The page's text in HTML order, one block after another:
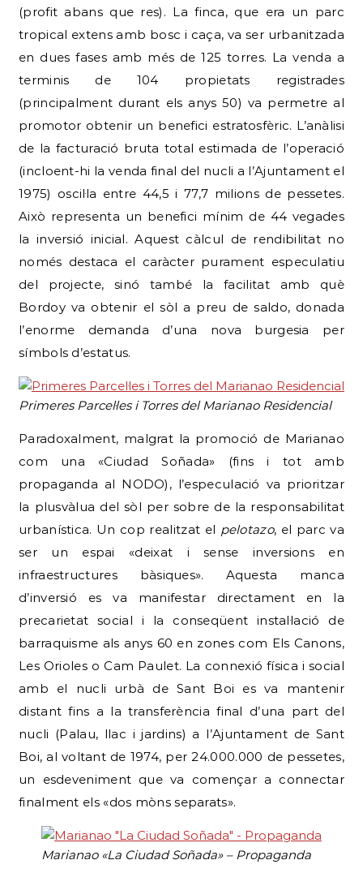
(profit abans que res). La finca, que era un parc
tropical extens amb bosc i caça, va ser urbanitzada
en dues fases amb més de 125 torres. La venda a
terminis de 104 propietats registrades
(principalment durant els anys 50) va permetre al
promotor obtenir un benefici estratosfèric. L’anàlisi
de la facturació bruta total estimada de l’operació
(incloent-hi la venda final del nucli a l’Ajuntament el
1975) oscil·la entre 44,5 i 77,7 milions de pessetes.
Això representa un benefici mínim de 44 vegades
la inversió inicial. Aquest càlcul de rendibilitat no
només destaca el caràcter purament especulatiu
del projecte, sinó també la facilitat amb què
Bordoy va obtenir el sòl a preu de saldo, donada
l’enorme demanda d’una nova burgesia per
símbols d’estatus.
Primeres Parcel·les i Torres del Marianao Residencial
Paradoxalment, malgrat la promoció de Marianao
com una «Ciudad Soñada» (fins i tot amb
propaganda al NODO), l’especulació va prioritzar
la plusvàlua del sòl per sobre de la responsabilitat
urbanística. Un cop realitzat el pelotazo, el parc va
ser un espai «deixat i sense inversions en
infraestructures bàsiques».
Aquesta manca
d’inversió es va manifestar directament en la
precarietat social i la conseqüent instal·lació de
barraquisme als anys 60 en zones com Els Canons,
Les Orioles o Cam Paulet. La connexió física i social
amb el nucli urbà de Sant Boi es va mantenir
distant fins a la transferència final d’una part del
nucli (Palau, llac i jardins) a l’Ajuntament de Sant
Boi, al voltant de 1974, per 24.000.000 de pessetes,
un esdeveniment que va començar a connectar
finalment els «dos mòns separats».
Marianao «La Ciudad Soñada» – Propaganda